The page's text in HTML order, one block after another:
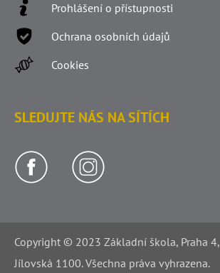
Prohlášení o přístupnosti
Ochrana osobních údajů
Cookies
SLEDUJTE NÁS NA SÍTÍCH
Copyright © 2023 Základní škola, Praha 4,
Jílovská 1100. Všechna práva vyhrazena.